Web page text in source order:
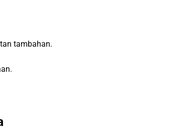
tambahan.